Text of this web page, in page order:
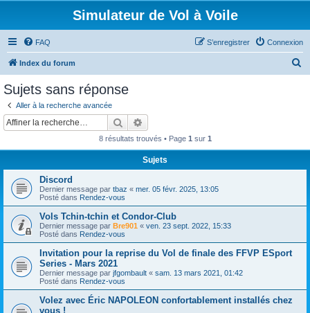
Simulateur de Vol à Voile
FAQ Connexion
S’enregistrer
Index du forum
Sujets sans réponse
Aller à la recherche avancée
Rechercher
8 résultats trouvés • Page 1 sur 1
Sujets
Discord
Dernier message par tbaz « mer. 05 févr. 2025, 13:05
Posté dans Rendez-vous
Vols Tchin-tchin et Condor-Club
Dernier message par Bre901 « ven. 23 sept. 2022, 15:33
Posté dans Rendez-vous
Invitation pour la reprise du Vol de finale des FFVP ESport
Series - Mars 2021
Dernier message par jfgombault « sam. 13 mars 2021, 01:42
Posté dans Rendez-vous
Volez avec Éric NAPOLEON confortablement installés chez
vous !